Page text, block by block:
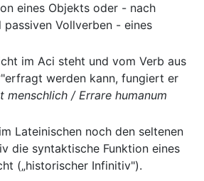
eines Objekts oder - nach
passiven Vollverben - eines
im Aci steht und vom Verb aus
werden kann, fungiert er
menschlich / Errare humanum
Lateinischen noch den seltenen
die syntaktische Funktion eines
(„historischer Infinitiv").